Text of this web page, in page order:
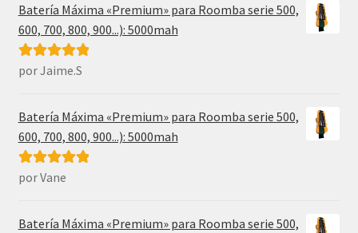
Batería Máxima «Premium» para Roomba serie 500,
600, 700, 800, 900...): 5000mah
Valorado con
por Jaime.S
Batería Máxima «Premium» para Roomba serie 500,
600, 700, 800, 900...): 5000mah
Valorado con
por Vane
Batería Máxima «Premium» para Roomba serie 500,